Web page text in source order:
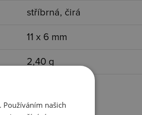
stříbrná, čirá
11 x 6 mm
2,40 g
našich